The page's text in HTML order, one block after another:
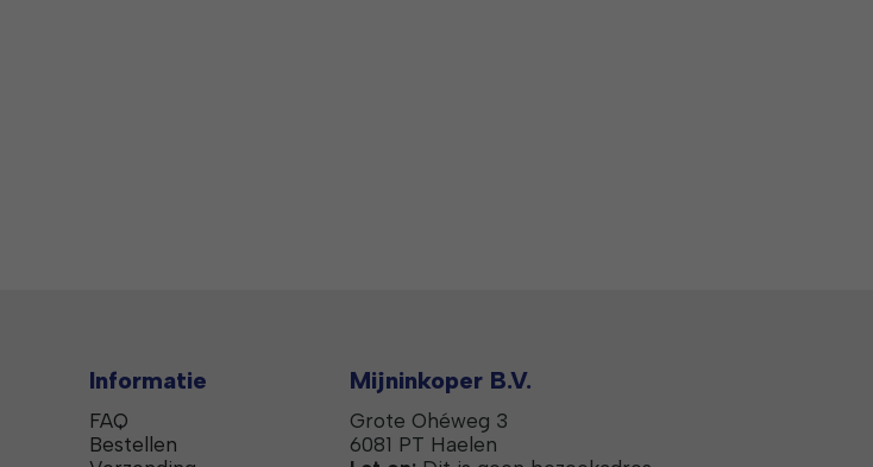
Informatie
FAQ
Bestellen
Mijninkoper B.V.
Grote Ohéweg 3
6081 PT Haelen